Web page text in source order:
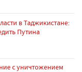
в Таджикистане:
Путина
с уничтожением